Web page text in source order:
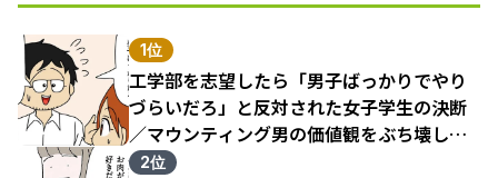
1位
工学部を志望したら「男子ばっかりでやり
づらいだろ」と反対された女子学生の決断
／マウンティング男の価値観をぶち壊した
結果（1）
2位